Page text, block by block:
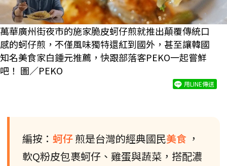
萬華廣州街夜市的施家脆皮蚵仔煎就推出顛覆傳統口
感的蚵仔煎，不僅風味獨特還紅到國外，甚至讓韓國
知名美食家白鍾元推薦，快跟部落客PEKO一起嘗鮮
吧！ 圖／PEKO
用LINE傳送
編按： 蚵仔煎是台灣的經典國民美食 ，
軟Q粉皮包裹蚵仔、雞蛋與蔬菜，搭配濃